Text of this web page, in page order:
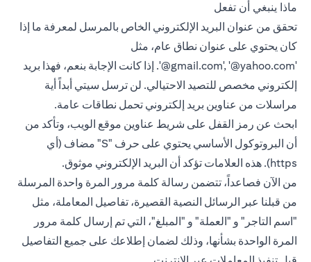
ماذا ينبغي أن تفعل
تحقق من عنوان البريد الإلكتروني الخاص بالمرسل لمعرفة ما إذا
كان يحتوي على عنوان نطاق عام، مثل
‎‎‎‎'@gmail.com', ‎'@yahoo.com‎'‎. إذا كانت الإجابة بنعم، فهذا بريد
إلكتروني مخصص للتصيد الاحتيالي. لن ترسل سيتي أبداً أية
مراسلات من عناوين بريد إلكتروني تحمل نطاقات عامة.
ابحث عن رمز القفل على شريط عناوين موقع الويب، وتأكد من
أن البروتوكول الأساسي يحتوي على حرف "S" مضاف (أي
https). هذه العلامات تؤكد أن البريد الإلكتروني موثوق.
من الآن فصاعداً، تتضمن رسالة كلمة مرور المرة واحدة المرسلة
من قبلنا عبر الرسائل النصية القصيرة، تفاصيل المعاملة، مثل
"اسم التاجر" و "العملة" و "المبلغ"، التي تم إرسال كلمة مرور
المرة الواحدة بشأنها، وذلك لضمان إطلاعك على جميع التفاصيل